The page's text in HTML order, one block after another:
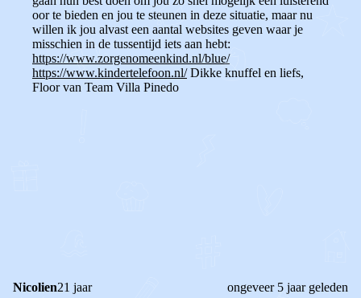
oor te bieden en jou te steunen in deze situatie, maar nu
willen ik jou alvast een aantal websites geven waar je
misschien in de tussentijd iets aan hebt:
https://www.zorgenomeenkind.nl/blue/
https://www.kindertelefoon.nl/ Dikke knuffel en liefs,
Floor van Team Villa Pinedo
Nicolien21 jaar ongeveer 5 jaar geleden